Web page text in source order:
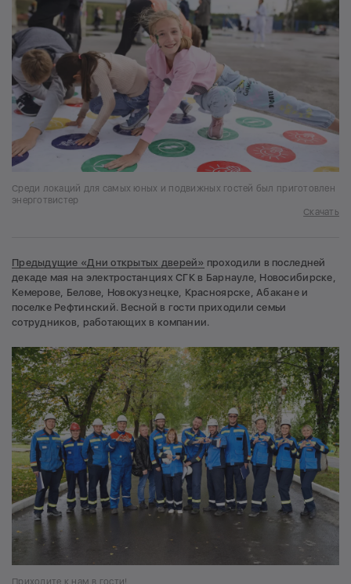
Среди локаций для самых юных и подвижных гостей был приготовлен
энерготвистер
Скачать
Предыдущие «Дни открытых дверей» проходили в последней
декаде мая на электростанциях СГК в Барнауле, Новосибирске,
Кемерове, Белове, Новокузнецке, Красноярске, Абакане и
поселке Рефтинский. Весной в гости приходили семьи
сотрудников, работающих в компании.
Приходите к нам в гости!